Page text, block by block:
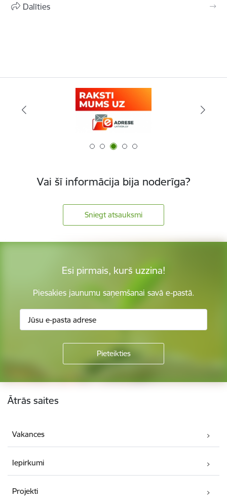
Dalīties
Vai šī informācija bija noderīga?
Sniegt atsauksmi
Esi pirmais, kurš uzzina!
Piesakies jaunumu saņemšanai savā e-pastā.
Kājene
Ātrās saites
Vakances
Iepirkumi
Projekti